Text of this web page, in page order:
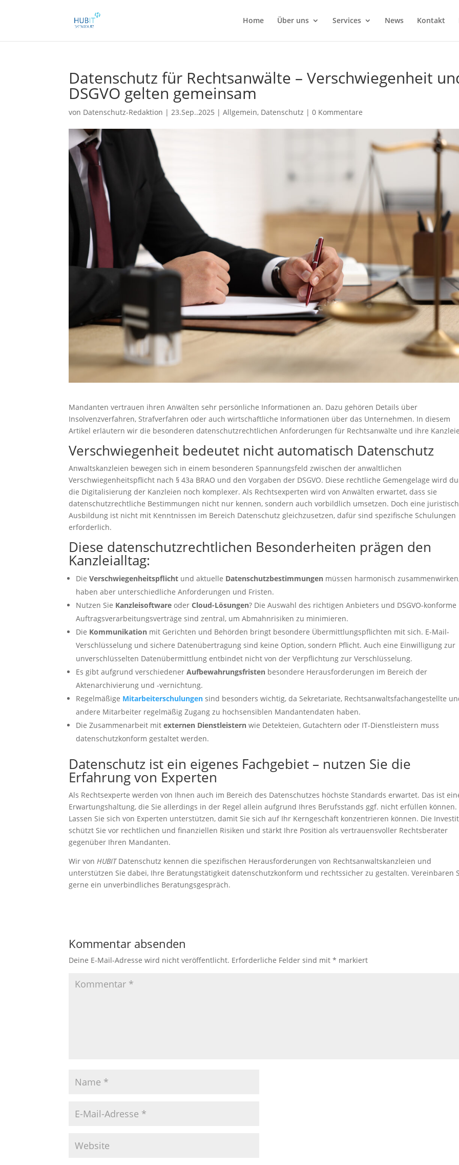
Home Über uns Services News Kontakt
Datenschutz für Rechtsanwälte – Verschwiegenheit
DSGVO gelten gemeinsam
von Datenschutz-Redaktion |23.Sep..2025 |Allgemein, Datenschutz |0 Kommentare
Mandanten vertrauen ihren Anwälten sehr persönliche Informationen an. Dazu gehören Details über
Insolvenzverfahren, Strafverfahren oder auch wirtschaftliche Informationen über das Unternehmen. In diesem
Artikel erläutern wir die besonderen datenschutzrechtlichen Anforderungen für Rechtsanwälte und ihre
Verschwiegenheit bedeutet nicht automatisch Datenschutz
Anwaltskanzleien bewegen sich in einem besonderen Spannungsfeld zwischen der anwaltlichen
Verschwiegenheitspflicht nach § 43a BRAO und den Vorgaben der DSGVO. Diese rechtliche Gemengelage wird
die Digitalisierung der Kanzleien noch komplexer. Als Rechtsexperten wird von Anwälten erwartet, dass sie
datenschutzrechtliche Bestimmungen nicht nur kennen, sondern auch vorbildlich umsetzen. Doch eine
Ausbildung ist nicht mit Kenntnissen im Bereich Datenschutz gleichzusetzen, dafür sind spezifische Schulungen
erforderlich.
Diese datenschutzrechtlichen Besonderheiten prägen den
Kanzleialltag:
DieVerschwiegenheitspflicht und aktuelle Datenschutzbestimmungen müssen harmonisch
haben aber unterschiedliche Anforderungen und Fristen.
Nutzen Sie Kanzleisoftware oderCloud-Lösungen? Die Auswahl des richtigen Anbieters und DSGVO-konforme
Auftragsverarbeitungsverträge sind zentral, um Abmahnrisiken zu minimieren.
Die Kommunikation mit Gerichten und Behörden bringt besondere Übermittlungspflichten mit sich. E-Mail-
Verschlüsselung und sichere Datenübertragung sind keine Option, sondern Pflicht. Auch eine Einwilligung zur
unverschlüsselten Datenübermittlung entbindet nicht von der Verpflichtung zur Verschlüsselung.
Es gibt aufgrund verschiedenerAufbewahrungsfristen besondere Herausforderungen im Bereich der
Aktenarchivierung und -vernichtung.
Regelmäßige Mitarbeiterschulungen sind besonders wichtig, da Sekretariate, Rechtsanwaltsfachangestellte
andere Mitarbeiter regelmäßig Zugang zu hochsensiblen Mandantendaten haben.
Die Zusammenarbeit mitexternen Dienstleistern wie Detekteien, Gutachtern oder IT-Dienstleistern muss
datenschutzkonform gestaltet werden.
Datenschutz ist ein eigenes Fachgebiet – nutzen Sie die
Erfahrung von Experten
Als Rechtsexperte werden von Ihnen auch im Bereich des Datenschutzes höchste Standards erwartet. Das ist
Erwartungshaltung, die Sie allerdings in der Regel allein aufgrund Ihres Berufsstands ggf. nicht erfüllen können.
Lassen Sie sich von Experten unterstützen, damit Sie sich auf Ihr Kerngeschäft konzentrieren können. Die
schützt Sie vor rechtlichen und finanziellen Risiken und stärkt Ihre Position als vertrauensvoller Rechtsberater
gegenüber Ihren Mandanten.
Wir von HUBITDatenschutz kennen die spezifischen Herausforderungen von Rechtsanwaltskanzleien und
unterstützen Sie dabei, Ihre Beratungstätigkeit datenschutzkonform und rechtssicher zu gestalten. Vereinbaren
gerne ein unverbindliches Beratungsgespräch.
Kommentar absenden
Deine E-Mail-Adresse wird nicht veröffentlicht. Erforderliche Felder sind mit* markiert